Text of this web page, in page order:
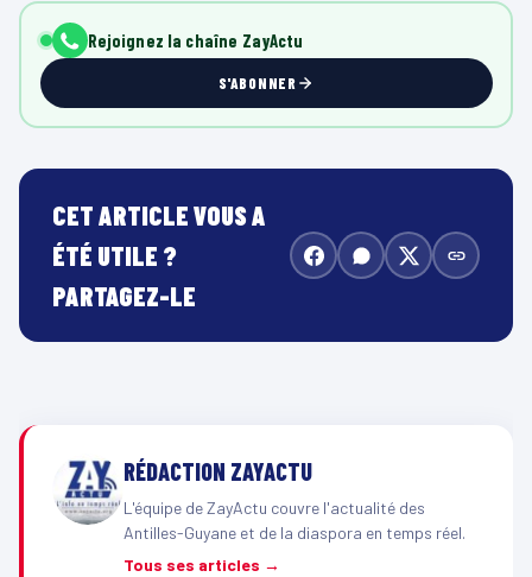
Rejoignez la chaîne ZayActu
S'ABONNER
CET ARTICLE VOUS A
ÉTÉ UTILE ?
PARTAGEZ-LE
RÉDACTION ZAYACTU
L'équipe de ZayActu couvre l'actualité des
Antilles-Guyane et de la diaspora en temps réel.
Tous ses articles →